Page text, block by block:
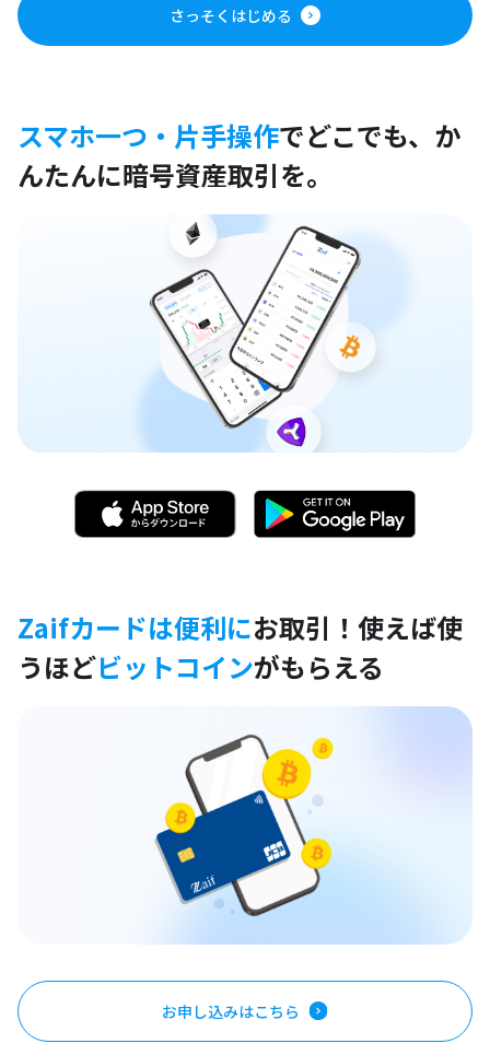
さっそくはじめる
スマホ一つ・片手操作でどこでも、 か
んたんに暗号資産取引を。
Zaifカードは便利にお取引！ 使えば使
うほどビットコインがもらえる
お申し込みはこちら